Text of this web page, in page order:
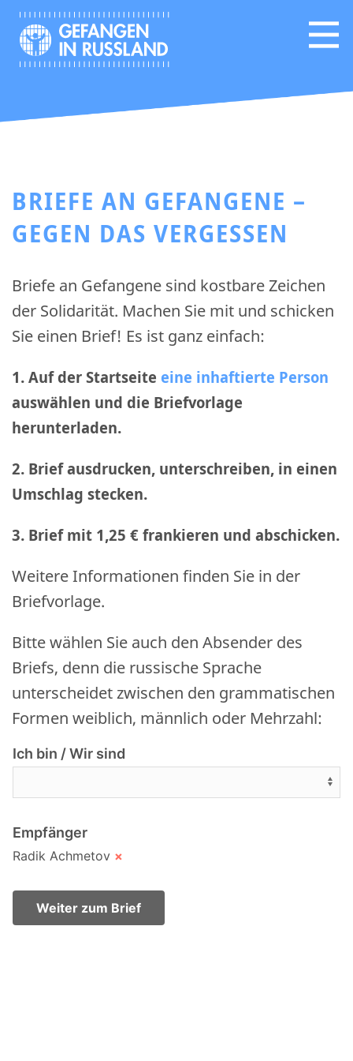
BRIEFE AN GEFANGENE –
GEGEN DAS VERGESSEN
Briefe an Gefangene sind kostbare Zeichen
der Solidarität. Machen Sie mit und schicken
Sie einen Brief! Es ist ganz einfach:
1. Auf der Startseite eine inhaftierte Person
auswählen und die Briefvorlage
herunterladen.
2. Brief ausdrucken, unterschreiben, in einen
Umschlag stecken.
3. Brief mit 1,25 € frankieren und abschicken.
Weitere Informationen finden Sie in der
Briefvorlage.
Bitte wählen Sie auch den Absender des
Briefs, denn die russische Sprache
unterscheidet zwischen den grammatischen
Formen weiblich, männlich oder Mehrzahl:
Ich bin / Wir sind
Empfänger
Radik Achmetov ×
Weiter zum Brief